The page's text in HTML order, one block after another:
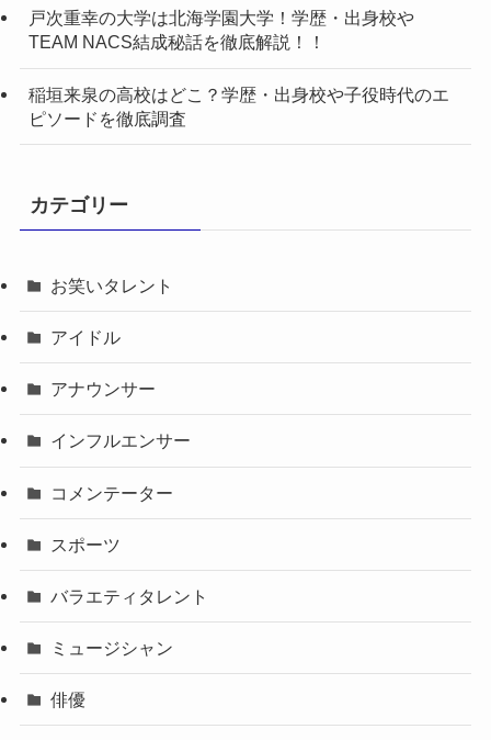
戸次重幸の大学は北海学園大学！学歴・出身校や
TEAM NACS結成秘話を徹底解説！！
稲垣来泉の高校はどこ？学歴・出身校や子役時代のエ
ピソードを徹底調査
カテゴリー
お笑いタレント
アイドル
アナウンサー
インフルエンサー
コメンテーター
スポーツ
バラエティタレント
ミュージシャン
俳優